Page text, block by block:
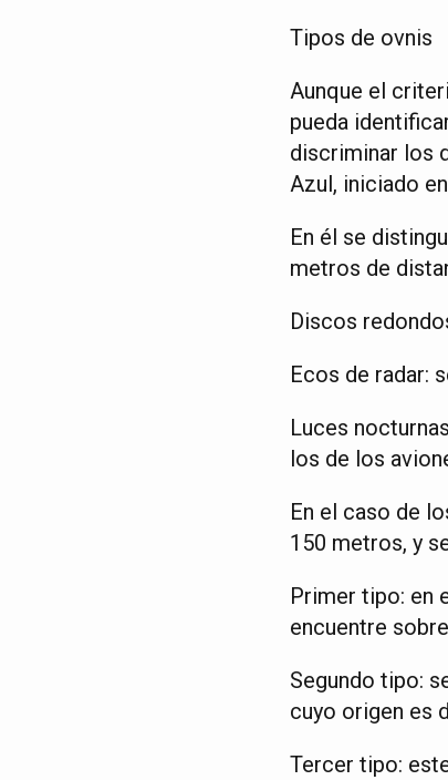
Tipos de ovnis
Aunque el
pueda
discriminar los
Azul, iniciado
En él se
metros de
Discos
Ecos de radar:
Luces
los de los
En el caso de
150 metros, y
Primer tipo: en
encuentre
Segundo tipo:
cuyo origen es
Tercer tipo: